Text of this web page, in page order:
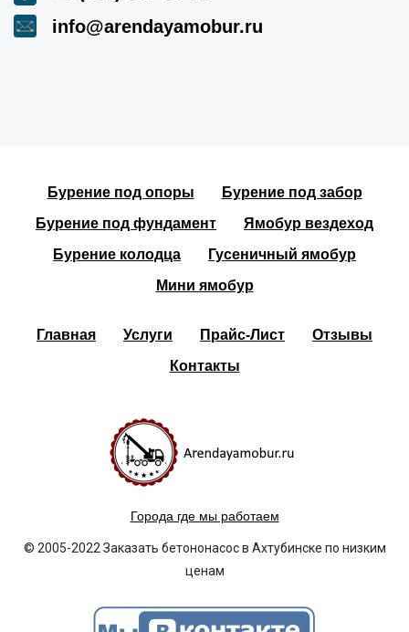
info@arendayamobur.ru
Бурение под опоры
Бурение под забор
Бурение под фундамент
Ямобур вездеход
Бурение колодца
Гусеничный ямобур
Мини ямобур
Главная Услуги Прайс-Лист
Отзывы
Контакты
Города где мы работаем
© 2005-2022 Заказать бетононасос в Ахтубинске по низким
ценам